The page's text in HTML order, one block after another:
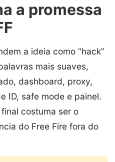
a promessa
a ideia como “hack”
mais suaves,
dashboard, proxy,
ID, safe mode e painel.
costuma ser o
do Free Fire fora do